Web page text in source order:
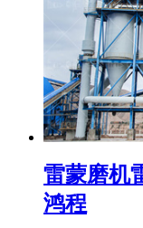
雷蒙磨机
鸿程